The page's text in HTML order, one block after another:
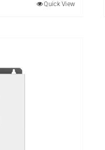
Quick View